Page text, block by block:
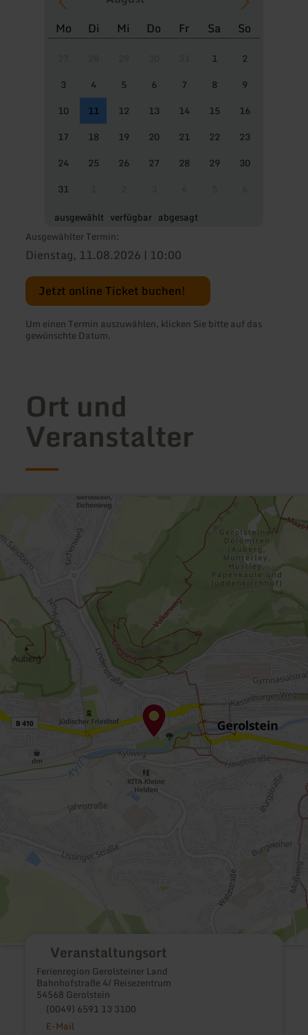
Mo Di Mi Do Fr Sa So
1
2
3
4 5 6 7 8
9
10
11 12 13 14 15
16
17
18 19 20 21 22
23
24
25 26 27 28 29
30
31
ausgewählt verfügbar abgesagt
Ausgewählter Termin:
Dienstag, 11.08.2026 | 10:00
Jetzt online Ticket buchen!
Um einen Termin auszuwählen, klicken Sie bitte auf das
gewünschte Datum.
Ort und
Veranstalter
Veranstaltungsort
Ferienregion Gerolsteiner Land
Bahnhofstraße 4/ Reisezentrum
54568 Gerolstein
(0049) 6591 13 3100
E-Mail